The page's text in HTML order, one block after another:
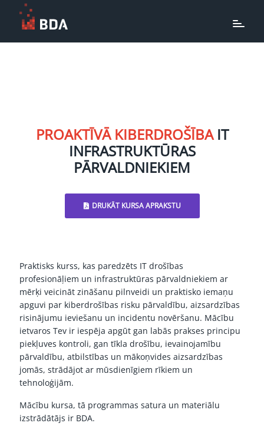
PROAKTĪVĀ KIBERDROŠĪBAIT
INFRASTRUKTŪRAS
PĀRVALDNIEKIEM
DRUKĀT KURSA APRAKSTU
Praktisks kurss, kas paredzēts IT drošības
profesionāļiem un infrastruktūras pārvaldniekiem ar
mērķi veicināt zināšanu pilnveidi un praktisko iemaņu
apguvi par kiberdrošības risku pārvaldību, aizsardzības
risinājumu ieviešanu un incidentu novēršanu. Mācību
ietvaros Tev ir iespēja apgūt gan labās prakses principu
piekļuves kontroli, gan tīkla drošību, ievainojamību
pārvaldību, atbilstības un mākoņvides aizsardzības
jomās, strādājot ar mūsdienīgiem rīkiem un
tehnoloģijām.
Mācību kursa, tā programmas satura un materiālu
izstrādātājs ir BDA.